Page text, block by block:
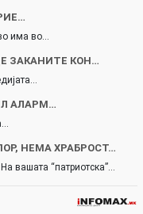
има во…
ЗАКАНИТЕ КОН…
АЛАРМ…
НЕМА ХРАБРОСТ…
“патриотска”…